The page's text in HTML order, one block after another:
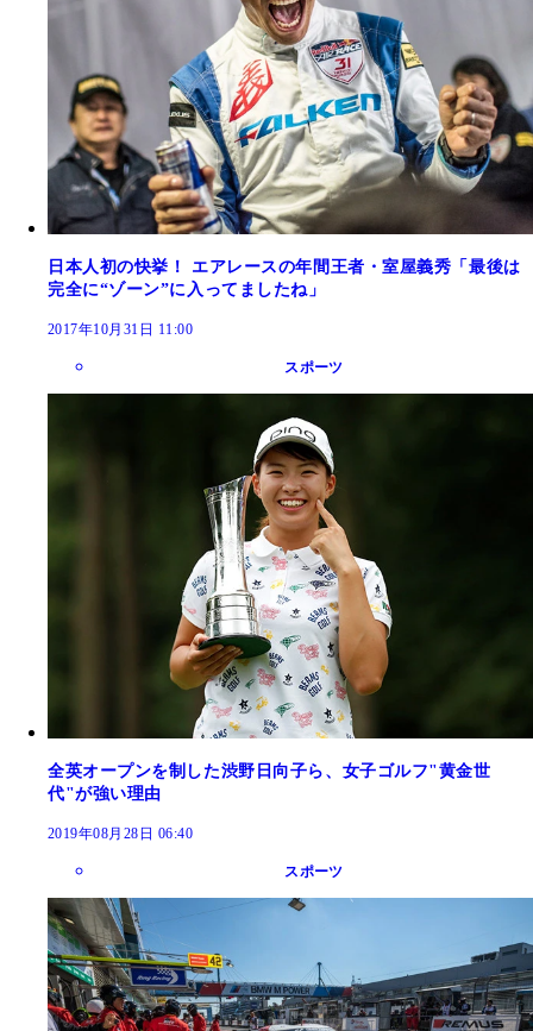
日本人初の快挙！ エアレースの年間王者・室屋義秀「最後は
完全に“ゾーン”に入ってましたね」
2017年10月31日 11:00
スポーツ
全英オープンを制した渋野日向子ら、女子ゴルフ"黄金世
代"が強い理由
2019年08月28日 06:40
スポーツ